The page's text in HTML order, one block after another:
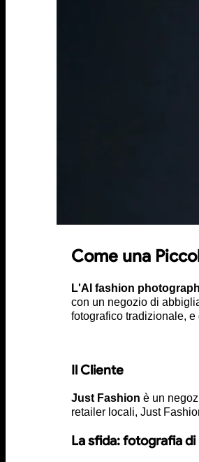
Come una
L'AI fashion
con un negozio di
fotografico tradizionale,
Il Cliente
Just Fashion è un
retailer locali, Just
La sfida: fotografia